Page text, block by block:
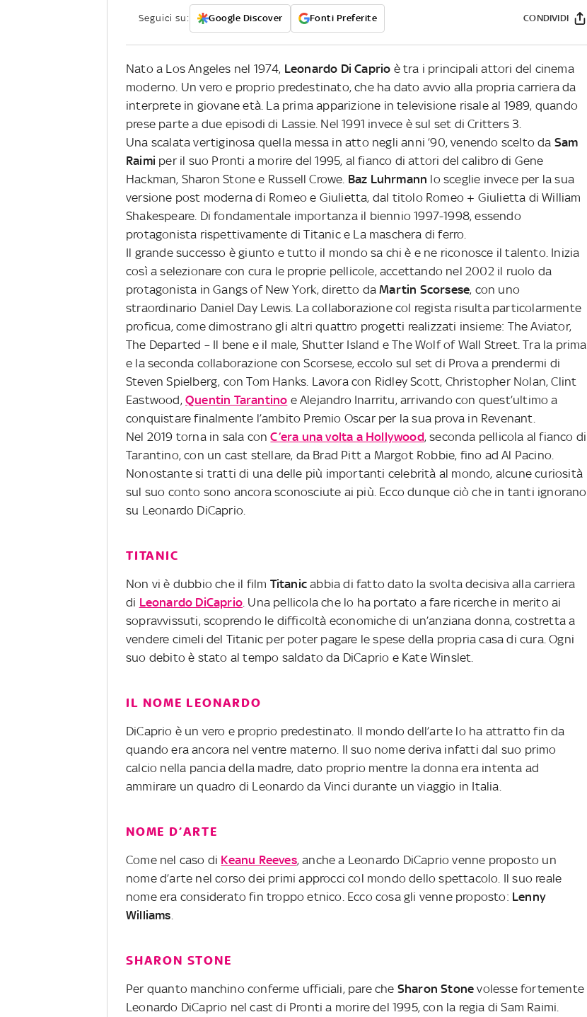
Seguici su: Google Discover Fonti Preferite CONDIVIDI
Nato a Los Angeles nel 1974, Leonardo Di Caprio è tra i principali attori del cinema
moderno. Un vero e proprio predestinato, che ha dato avvio alla propria carriera da
interprete in giovane età. La prima apparizione in televisione risale al 1989, quando
prese parte a due episodi di Lassie. Nel 1991 invece è sul set di Critters 3.
Una scalata vertiginosa quella messa in atto negli anni ’90, venendo scelto da Sam
Raimi per il suo Pronti a morire del 1995, al fianco di attori del calibro di Gene
Hackman, Sharon Stone e Russell Crowe. Baz Luhrmann lo sceglie invece per la sua
versione post moderna di Romeo e Giulietta, dal titolo Romeo + Giulietta di William
Shakespeare. Di fondamentale importanza il biennio 1997-1998, essendo
protagonista rispettivamente di Titanic e La maschera di ferro.
Il grande successo è giunto e tutto il mondo sa chi è e ne riconosce il talento. Inizia
così a selezionare con cura le proprie pellicole, accettando nel 2002 il ruolo da
protagonista in Gangs of New York, diretto daMartin Scorsese, con uno
straordinario Daniel Day Lewis. La collaborazione col regista risulta particolarmente
proficua, come dimostrano gli altri quattro progetti realizzati insieme: The Aviator,
The Departed – Il bene e il male, Shutter Island e The Wolf of Wall Street. Tra la prima
e la seconda collaborazione con Scorsese, eccolo sul set di Prova a prendermi di
Steven Spielberg, con Tom Hanks. Lavora con Ridley Scott, Christopher Nolan, Clint
Eastwood, Quentin Tarantino e Alejandro Inarritu, arrivando con quest’ultimo a
conquistare finalmente l’ambito Premio Oscar per la sua prova in Revenant.
Nel 2019 torna in sala conC’era una volta a Hollywood, seconda pellicola al fianco di
Tarantino, con un cast stellare, da Brad Pitt a Margot Robbie, fino ad Al Pacino.
Nonostante si tratti di una delle più importanti celebrità al mondo, alcune curiosità
sul suo conto sono ancora sconosciute ai più. Ecco dunque ciò che in tanti ignorano
su Leonardo DiCaprio.
TITANIC
Non vi è dubbio che il film Titanic abbia di fatto dato la svolta decisiva alla carriera
di Leonardo DiCaprio . Una pellicola che lo ha portato a fare ricerche in merito ai
sopravvissuti, scoprendo le difficoltà economiche di un’anziana donna, costretta a
vendere cimeli del Titanic per poter pagare le spese della propria casa di cura. Ogni
suo debito è stato al tempo saldato da DiCaprio e Kate Winslet.
IL NOME LEONARDO
DiCaprio è un vero e proprio predestinato. Il mondo dell’arte lo ha attratto fin da
quando era ancora nel ventre materno. Il suo nome deriva infatti dal suo primo
calcio nella pancia della madre, dato proprio mentre la donna era intenta ad
ammirare un quadro di Leonardo da Vinci durante un viaggio in Italia.
NOME D’ARTE
Come nel caso di Keanu Reeves, anche a Leonardo DiCaprio venne proposto un
nome d’arte nel corso dei primi approcci col mondo dello spettacolo. Il suo reale
nome era considerato fin troppo etnico. Ecco cosa gli venne proposto: Lenny
Williams
SHARON STONE
Per quanto manchino conferme ufficiali, pare che Sharon Stone volesse fortemente
Leonardo DiCaprio nel cast di Pronti a morire del 1995, con la regia di Sam Raimi.